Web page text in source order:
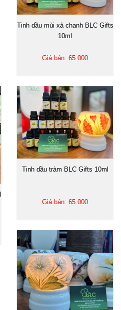
Tinh dầu mùi xả chanh BLC Gifts
10ml
Giá bán: 65.000
Tinh dầu tràm BLC Gifts 10ml
Giá bán: 65.000